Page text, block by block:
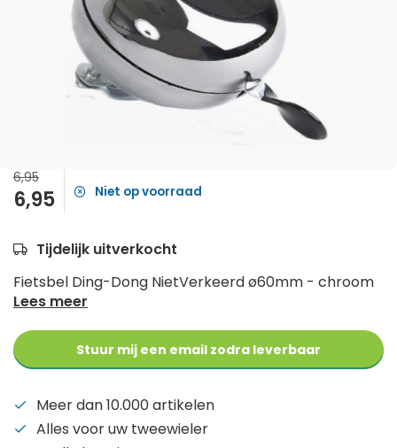
6,95
6,95 Niet op voorraad
Tijdelijk uitverkocht
Fietsbel Ding-Dong NietVerkeerd ø60mm - chroom
Lees meer
Stuur mij een email zodra leverbaar
Meer dan 10.000 artikelen
Alles voor uw tweewieler